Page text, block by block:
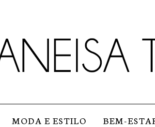
MODA E ESTILO BEM-